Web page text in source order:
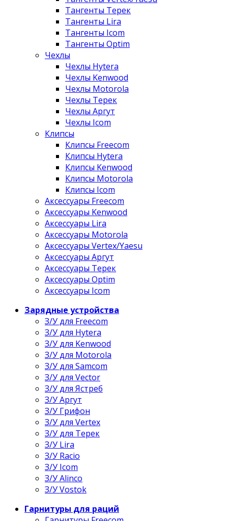
Тангенты Терек
Тангенты Lira
Тангенты Icom
Тангенты Optim
Чехлы
Чехлы Hytera
Чехлы Kenwood
Чехлы Motorola
Чехлы Терек
Чехлы Аргут
Чехлы Icom
Клипсы
Клипсы Freecom
Клипсы Hytera
Клипсы Kenwood
Клипсы Motorola
Клипсы Icom
Аксессуары Freecom
Аксессуары Kenwood
Аксессуары Lira
Аксессуары Motorola
Аксессуары Vertex/Yaesu
Аксессуары Аргут
Аксессуары Терек
Аксессуары Optim
Аксессуары Icom
Зарядные устройства
З/У для Freecom
З/У для Hytera
З/У для Kenwood
З/У для Motorola
З/У для Samcom
З/У для Vector
З/У для Ястреб
З/У Аргут
З/У Грифон
З/У для Vertex
З/У для Терек
З/У Lira
З/У Racio
З/У Icom
З/У Alinco
З/У Vostok
Гарнитуры для раций